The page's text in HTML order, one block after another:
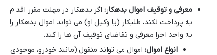
معرفی و توقیف اموال بدهکار: اگر بدهکار در مهلت مقرر اقدام
به پرداخت نکند، طلبکار (یا وکیل او) می تواند اموال بدهکار را
به واحد اجرا معرفی و تقاضای توقیف آن ها را کند.
انواع اموال: اموال می تواند منقول (مانند خودرو، موجودی